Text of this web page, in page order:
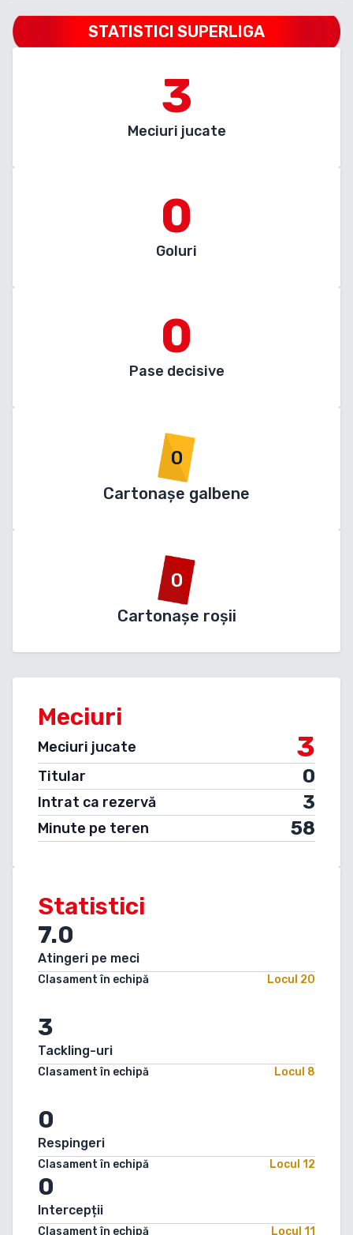
STATISTICI SUPERLIGA
3
Meciuri jucate
0
Goluri
0
Pase decisive
0
Cartonașe galbene
0
Cartonașe roșii
Meciuri
Meciuri jucate 3
Titular 0
Intrat ca rezervă 3
Minute pe teren 58
Statistici
7.0
Atingeri pe meci
Clasament în echipă Locul 20
3
Tackling-uri
Clasament în echipă Locul 8
0
Respingeri
Clasament în echipă Locul 12
0
Intercepții
Clasament în echipă Locul 11